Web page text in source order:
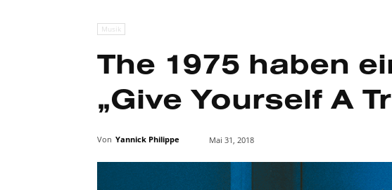
Musik
The 1975 haben
„Give Yourself A
Von Yannick Philippe Mai 31, 2018